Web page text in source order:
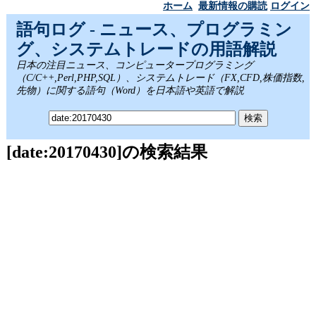
ホーム 最新情報の購読 ログイン
語句ログ - ニュース、プログラミン
グ、システムトレードの用語解説
日本の注目ニュース、コンピュータープログラミング
（C/C++,Perl,PHP,SQL）、システムトレード（FX,CFD,株価指数,
先物）に関する語句（Word）を日本語や英語で解説
[date:20170430]の検索結果